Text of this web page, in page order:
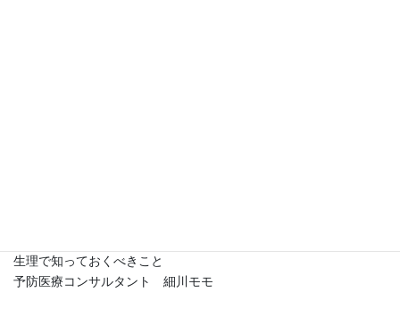
生理で知っておくべきこと
予防医療コンサルタント 細川モモ